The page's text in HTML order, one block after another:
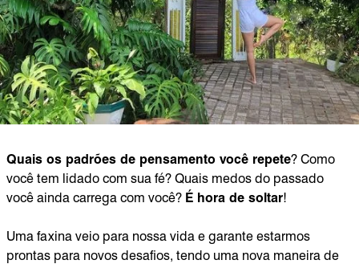
Quais os padrões de pensamento você repete? Como
você tem lidado com sua fé? Quais medos do passado
você ainda carrega com você? É hora de soltar!
Uma faxina veio para nossa vida e garante estarmos
prontas para novos desafios, tendo uma nova maneira de